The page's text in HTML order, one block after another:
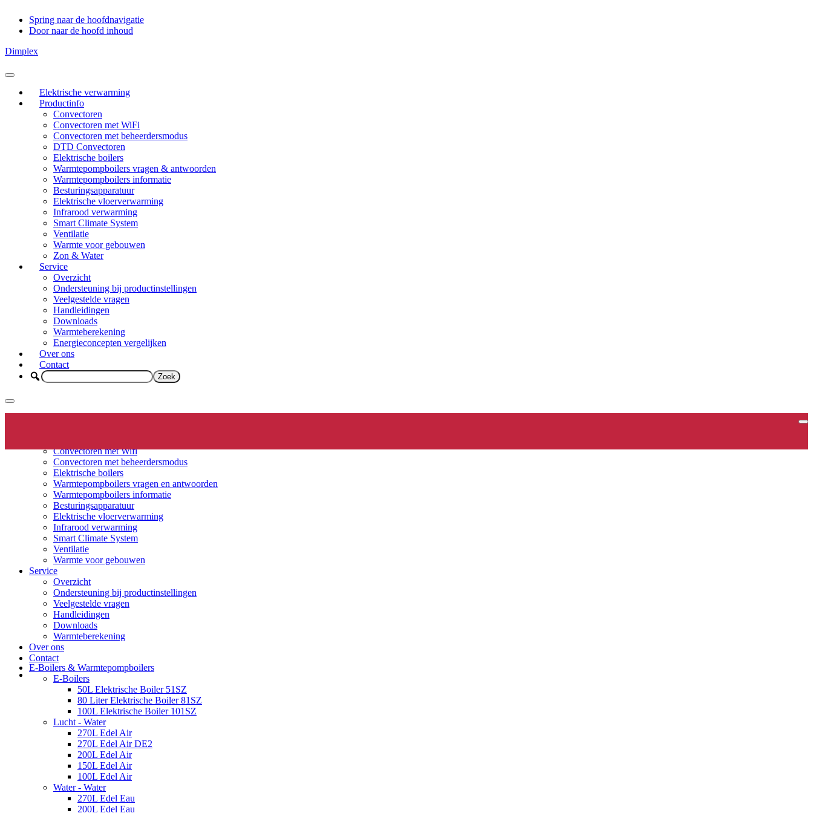
Spring naar de hoofdnavigatie
Door naar de hoofd inhoud
Dimplex
Header
RechtsElektrische verwarming
Productinfo
Convectoren
Convectoren met WiFi
Convectoren met beheerdersmodus
DTD Convectoren
Elektrische boilers
Warmtepompboilers vragen & antwoorden
Warmtepompboilers informatie
Besturingsapparatuur
Elektrische vloerverwarming
Infrarood verwarming
Smart Climate System
Ventilatie
Warmte voor gebouwen
Zon & Water
Service
Overzicht
Ondersteuning bij productinstellingen
Veelgestelde vragen
Handleidingen
Downloads
Warmteberekening
Energieconcepten vergelijken
Over ons
Contact
Convectoren met Wifi
Convectoren met beheerdersmodus
Elektrische boilers
Warmtepompboilers vragen en antwoorden
Warmtepompboilers informatie
Besturingsapparatuur
Elektrische vloerverwarming
Infrarood verwarming
Smart Climate System
Ventilatie
Warmte voor gebouwen
Service
Overzicht
Ondersteuning bij productinstellingen
Veelgestelde vragen
Handleidingen
Downloads
Warmteberekening
Over ons
Contact
E-Boilers & Warmtepompboilers
E-Boilers
50L Elektrische Boiler 51SZ
80 Liter Elektrische Boiler 81SZ
100L Elektrische Boiler 101SZ
Lucht - Water
270L Edel Air
270L Edel Air DE2
200L Edel Air
150L Edel Air
100L Edel Air
Water - Water
270L Edel Eau
200L Edel Eau